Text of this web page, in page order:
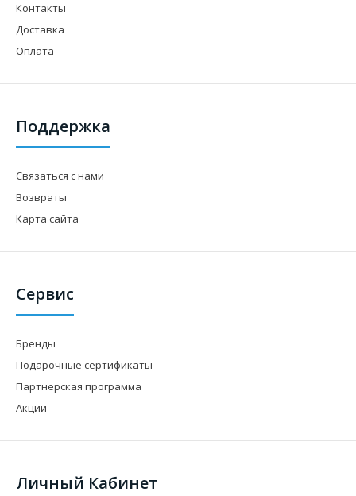
Контакты
Доставка
Оплата
Поддержка
Связаться с нами
Возвраты
Карта сайта
Сервис
Бренды
Подарочные сертификаты
Партнерская программа
Акции
Личный Кабинет